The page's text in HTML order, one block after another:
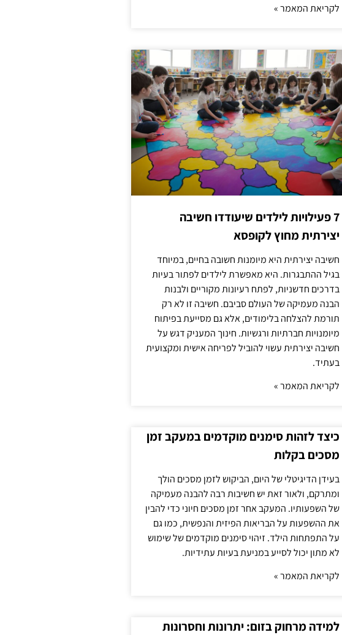
לקריאת המאמר »
7 פעילויות לילדים שיעודדו חשיבה
יצירתית מחוץ לקופסא
חשיבה יצירתית היא מיומנות חשובה בחיים, במיוחד
בגיל ההתבגרות. היא מאפשרת לילדים לפתור בעיות
בדרכים חדשניות, לפתח רעיונות מקוריים ולבנות
הבנה מעמיקה של העולם סביבם. חשיבה זו לא רק
תורמת להצלחה בלימודים, אלא גם מסייעת בפיתוח
מיומנויות חברתיות ורגשיות. חינוך המעניק דגש על
חשיבה יצירתית עשוי להוביל לפריחה אישית ומקצועית
בעתיד.
לקריאת המאמר »
כיצד לזהות סימנים מוקדמים במעקב זמן
מסכים בקלות
בעידן הדיגיטלי של היום, הביקוש לזמן מסכים הולך
ומתרקם, ולאור זאת יש חשיבות רבה להבנה מעמיקה
של השפעותיו. המעקב אחר זמן מסכים חיוני כדי להבין
את ההשפעות על הבריאות הפיזית והנפשית, כמו גם
על התפתחות הילד. זיהוי סימנים מוקדמים של שימוש
לא מתון יכול לסייע במניעת בעיות עתידיות.
לקריאת המאמר »
למידה מרחוק בזום: יתרונות וחסרונות